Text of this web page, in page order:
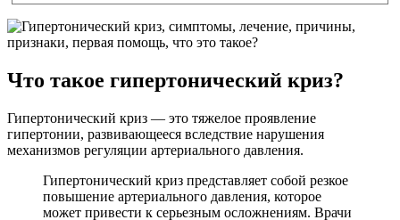
Что такое гипертонический криз?
Гипертонический криз — это тяжелое проявление
гипертонии, развивающееся вследствие нарушения
механизмов регуляции артериального давления.
Гипертонический криз представляет собой резкое
повышение артериального давления, которое
может привести к серьезным осложнениям. Врачи